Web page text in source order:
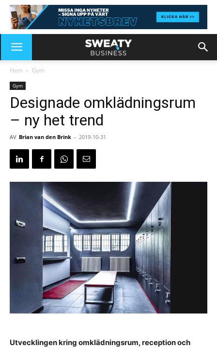
Hem Gym
Gym
Designade omklädningsrum
– ny het trend
AV Brian van den Brink - 2019-10-31
Utvecklingen kring omklädningsrum, reception och